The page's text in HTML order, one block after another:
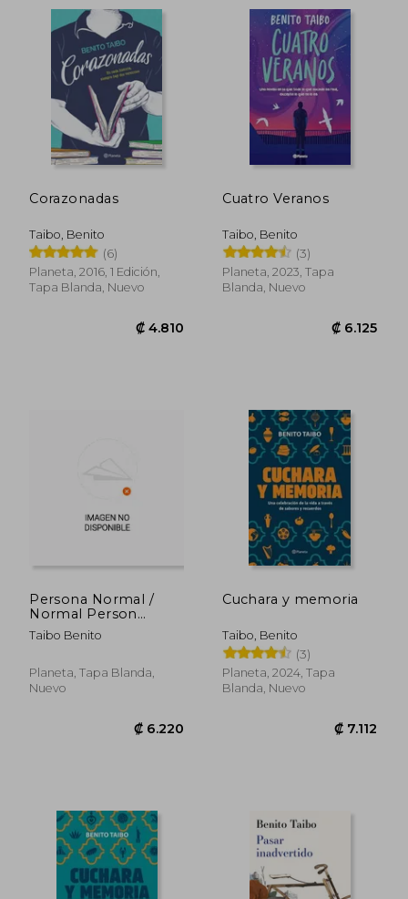
tanto por jóvenes como por adultos.
Reconocido por su capacidad de conectar
emocionalmente con los lectores y su
incansable labor en la difusión cultural,
Benito Taibo sigue escribiendo, creando
mundos y alentando a descubrir el poder
transformador de la literatura
Corazonadas
Taibo, Benito
(6)
Planeta, 2016, 1 Edición,
Tapa Blanda, Nuevo
Cuatro Veranos
Taibo, Benito
(3)
Planeta, 2023, Tapa
Blanda, Nuevo
Persona Normal /
Normal Person
(Spanish Edition)
[Soft Cover ]
Taibo Benito
Planeta, Tapa Blanda,
Nuevo
Cuchara y memoria
Taibo, Benito
(3)
Planeta, 2024, Tapa
Blanda, Nuevo